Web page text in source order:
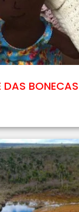
DAS BONECAS